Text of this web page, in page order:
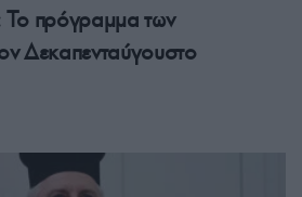
πρόγραμμα των
Δεκαπενταύγουστο